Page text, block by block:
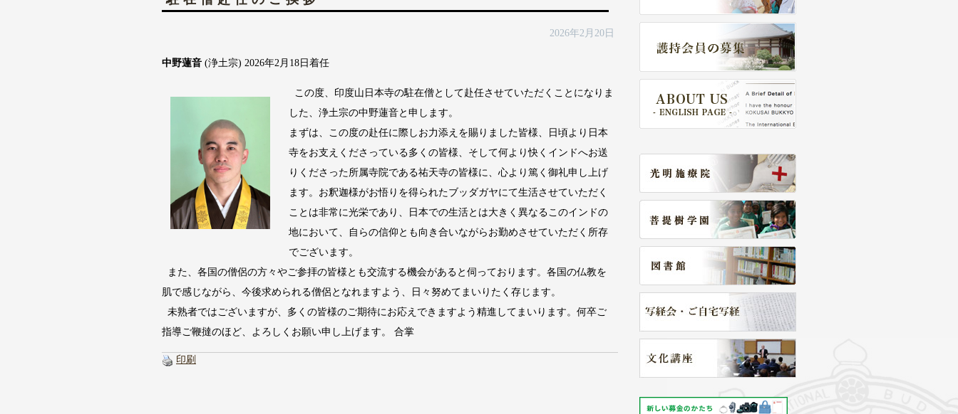
2026年2月20日
中野蓮音 (浄土宗) 2026年2月18日着任
この度、印度山日本寺の駐在僧として赴任させていただくことになりま
した、浄土宗の中野蓮音と申します。
まずは、この度の赴任に際しお力添えを賜りました皆様、日頃より日本
寺をお支えくださっている多くの皆様、そして何より快くインドへお送
りくださった所属寺院である祐天寺の皆様に、心より篤く御礼申し上げ
ます。お釈迦様がお悟りを得られたブッダガヤにて生活させていただく
ことは非常に光栄であり、日本での生活とは大きく異なるこのインドの
地において、自らの信仰とも向き合いながらお勤めさせていただく所存
でございます。
また、各国の僧侶の方々やご参拝の皆様とも交流する機会があると伺っております。各国の仏教を
肌で感じながら、今後求められる僧侶となれますよう、日々努めてまいりたく存じます。
未熟者ではございますが、多くの皆様のご期待にお応えできますよう精進してまいります。何卒ご
指導ご鞭撻のほど、よろしくお願い申し上げます。 合掌
印刷